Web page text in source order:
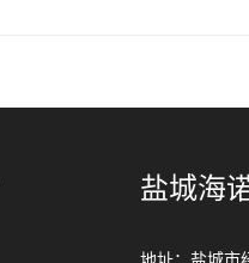
盐城海